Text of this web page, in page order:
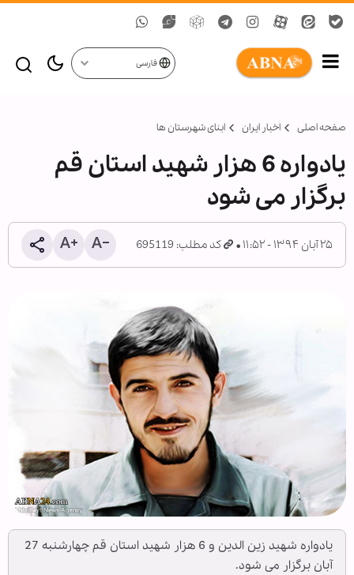
فارسی
صفحه اصلی اخبار ایران ابنای شهرستان ها
یادواره 6 هزار شهید استان قم
برگزار می شود
۲۵ آبان ۱۳۹۴ - ۱۱:۵۲ کد مطلب: 695119
یادواره شهید زین الدین و 6 هزار شهید استان قم چهارشنبه 27
آبان برگزار می شود.